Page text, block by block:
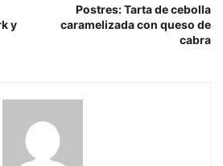
y
Postres: Tarta de cebolla
caramelizada con queso de
cabra